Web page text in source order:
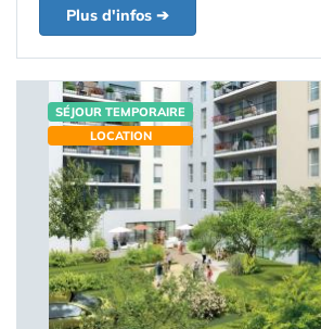
Plus d'infos ➔
SÉJOUR TEMPORAIRE
LOCATION